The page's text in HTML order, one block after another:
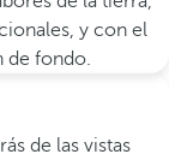
y con el
de fondo.
de las vistas